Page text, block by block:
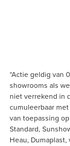
*Actie geldig van
showrooms als
niet verrekend in
cumuleerbaar
van toepassing
Standard,
Heau,